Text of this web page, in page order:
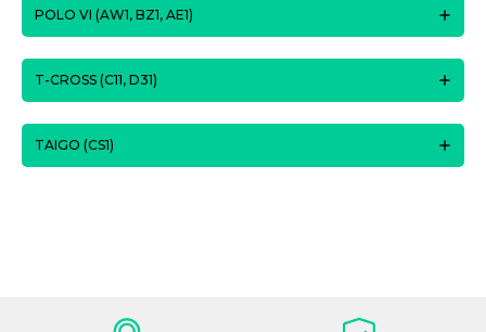
POLO VI (AW1, BZ1, AE1)
T-CROSS (C11, D31)
TAIGO (CS1)